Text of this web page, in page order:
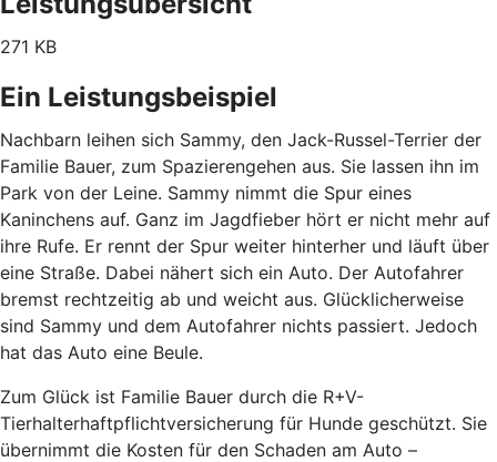
271 KB
Ein Leistungsbeispiel
Nachbarn leihen sich Sammy, den Jack-Russel-Terrier der
Familie Bauer, zum Spazierengehen aus. Sie lassen ihn im
Park von der Leine. Sammy nimmt die Spur eines
Kaninchens auf. Ganz im Jagdfieber hört er nicht mehr auf
ihre Rufe. Er rennt der Spur weiter hinterher und läuft über
eine Straße. Dabei nähert sich ein Auto. Der Autofahrer
bremst rechtzeitig ab und weicht aus. Glücklicherweise
sind Sammy und dem Autofahrer nichts passiert. Jedoch
hat das Auto eine Beule.
Zum Glück ist Familie Bauer durch die R+V-
Tierhalterhaftpflichtversicherung für Hunde geschützt. Sie
übernimmt die Kosten für den Schaden am Auto –